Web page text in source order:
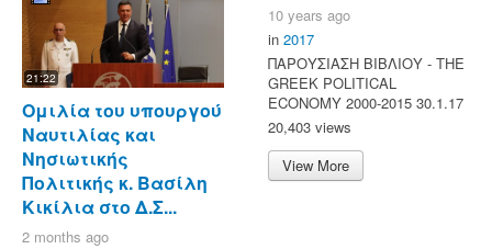
21:22
Ομιλία του υπουργού
Ναυτιλίας και
Νησιωτικής
Πολιτικής κ. Βασίλη
Κικίλια στο Δ.Σ...
2 months ago
10 years ago
in 2017
ΠΑΡΟΥΣΙΑΣΗ ΒΙΒΛΙΟΥ - ΤΗΕ
GREEK POLITICAL
ECONOMY 2000-2015 30.1.17
20,403 views
View More